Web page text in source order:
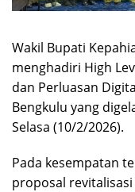
Wakil Bupati
menghadiri High
dan Perluasan
Bengkulu yang
Selasa (10/2/2026).
Pada kesempatan
proposal